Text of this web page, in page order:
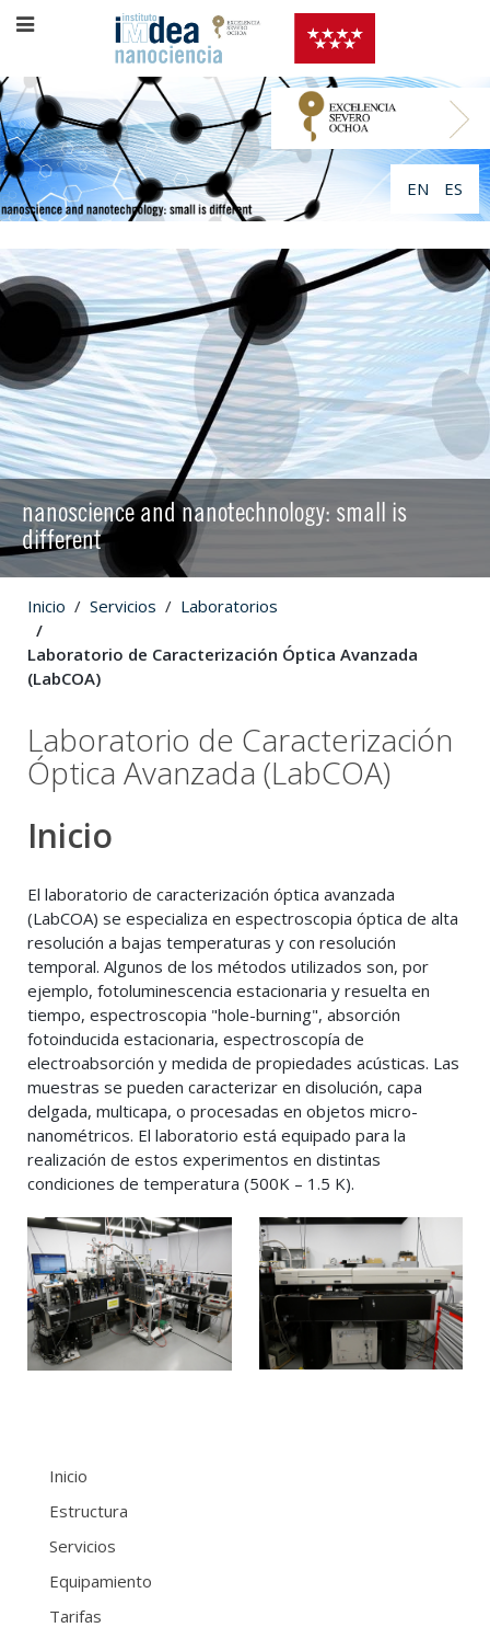
EN ES
nanoscience and nanotechnology: small is
different
Inicio Servicios Laboratorios
Laboratorio de Caracterización Óptica Avanzada
(LabCOA)
Laboratorio de Caracterización
Óptica Avanzada (LabCOA)
Inicio
El laboratorio de caracterización óptica avanzada
(LabCOA) se especializa en espectroscopia óptica de alta
resolución a bajas temperaturas y con resolución
temporal. Algunos de los métodos utilizados son, por
ejemplo, fotoluminescencia estacionaria y resuelta en
tiempo, espectroscopia "hole-burning", absorción
fotoinducida estacionaria, espectroscopía de
electroabsorción y medida de propiedades acústicas. Las
muestras se pueden caracterizar en disolución, capa
delgada, multicapa, o procesadas en objetos micro-
nanométricos. El laboratorio está equipado para la
realización de estos experimentos en distintas
condiciones de temperatura (500K – 1.5 K).
Inicio
Estructura
Servicios
Equipamiento
Tarifas